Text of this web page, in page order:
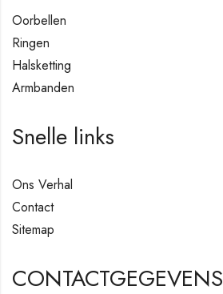
Oorbellen
Ringen
Halsketting
Armbanden
Snelle links
Ons Verhal
Contact
Sitemap
CONTACTGEGEVENS